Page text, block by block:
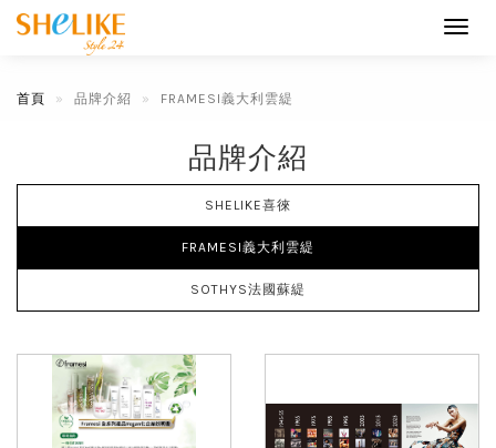
首頁 品牌介紹 FRAMESI義大利雲緹
品牌介紹
SHELIKE喜徠
FRAMESI義大利雲緹
SOTHYS法國蘇緹